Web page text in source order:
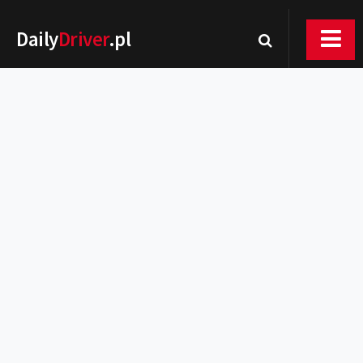
DailyDriver.pl